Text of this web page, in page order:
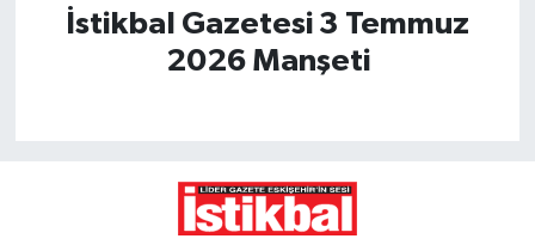
İstikbal Gazetesi 3 Temmuz
2026 Manşeti